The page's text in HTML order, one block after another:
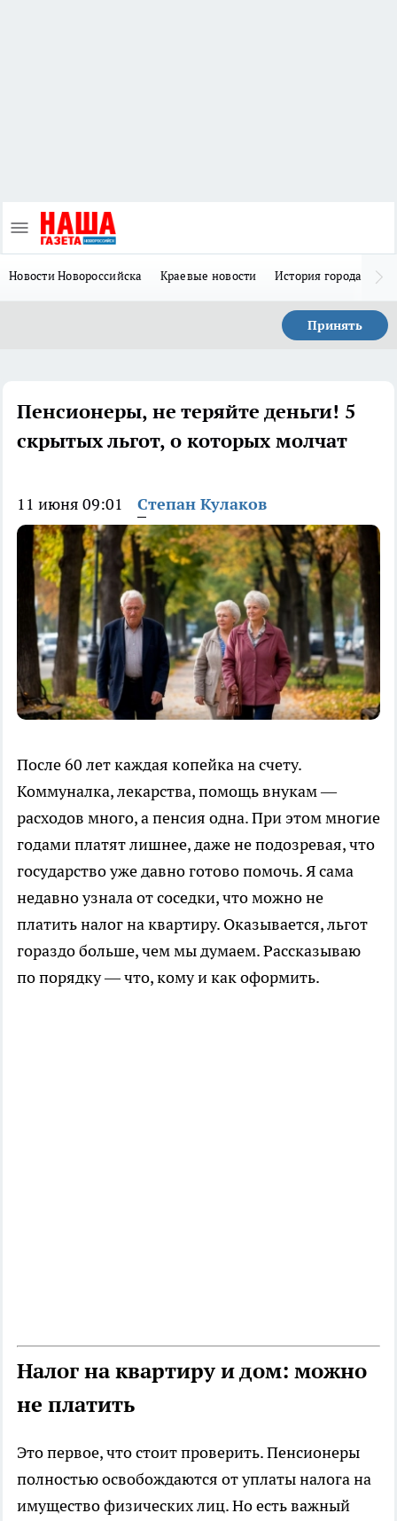
Новости Новороссийска Краевые новости История города Н
Принять
Пенсионеры, не теряйте деньги! 5
скрытых льгот, о которых молчат
11 июня 09:01 Степан Кулаков
После 60 лет каждая копейка на счету.
Коммуналка, лекарства, помощь внукам —
расходов много, а пенсия одна. При этом многие
годами платят лишнее, даже не подозревая, что
государство уже давно готово помочь. Я сама
недавно узнала от соседки, что можно не
платить налог на квартиру. Оказывается, льгот
гораздо больше, чем мы думаем. Рассказываю
по порядку — что, кому и как оформить.
Налог на квартиру и дом: можно
не платить
Это первое, что стоит проверить. Пенсионеры
полностью освобождаются от уплаты налога на
имущество физических лиц. Но есть важный